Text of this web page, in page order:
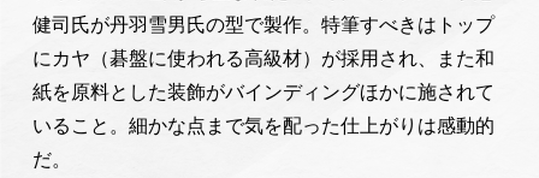
健司氏が丹羽雪男氏の型で製作。特筆すべきはトップ
にカヤ（碁盤に使われる高級材）が採用され、また和
紙を原料とした装飾がバインディングほかに施されて
いること。細かな点まで気を配った仕上がりは感動的
だ。